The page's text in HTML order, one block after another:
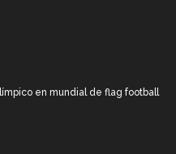
en mundial de flag football